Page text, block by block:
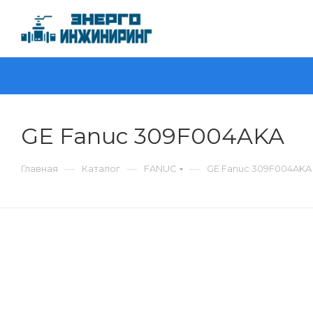
GE Fanuc 309F004AKA
Главная — Каталог — FANUC — GE Fanuc 309F004AKA